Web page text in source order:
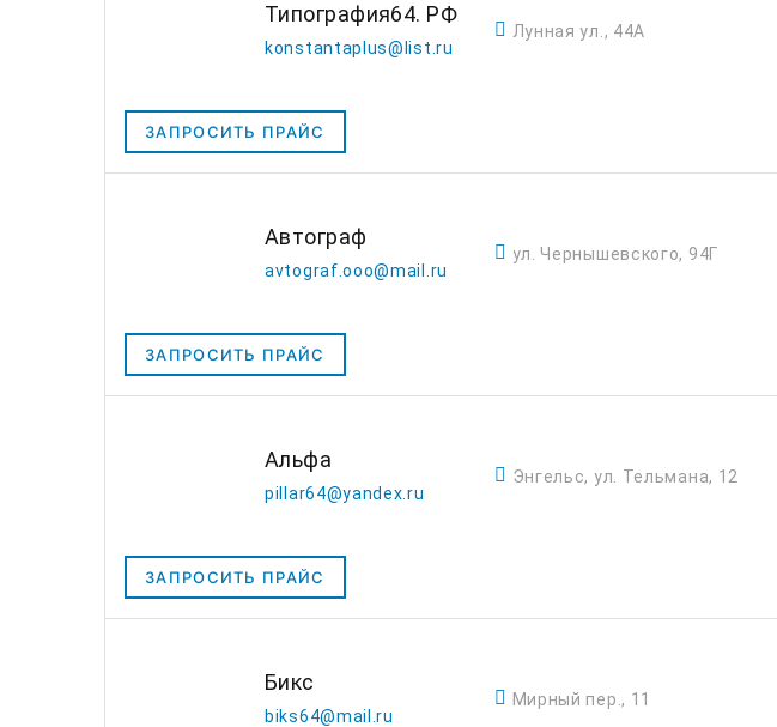
Типография64. РФ
konstantaplus@list.ru
Лунная ул., 44А
ЗАПРОСИТЬ ПРАЙС
Автограф
avtograf.ooo@mail.ru
ул. Чернышевского, 94Г
ЗАПРОСИТЬ ПРАЙС
Альфа
pillar64@yandex.ru
Энгельс, ул. Тельмана, 12
ЗАПРОСИТЬ ПРАЙС
Бикс
biks64@mail.ru
Мирный пер., 11